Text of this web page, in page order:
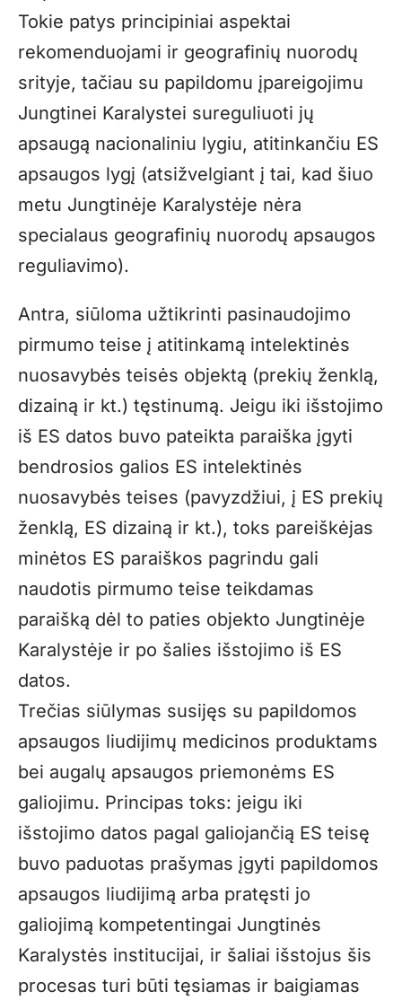
Tokie patys principiniai aspektai
rekomenduojami ir geografinių nuorodų
srityje, tačiau su papildomu įpareigojimu
Jungtinei Karalystei sureguliuoti jų
apsaugą nacionaliniu lygiu, atitinkančiu ES
apsaugos lygį (atsižvelgiant į tai, kad šiuo
metu Jungtinėje Karalystėje nėra
specialaus geografinių nuorodų apsaugos
reguliavimo).
Antra, siūloma užtikrinti pasinaudojimo
pirmumo teise į atitinkamą intelektinės
nuosavybės teisės objektą (prekių ženklą,
dizainą ir kt.) tęstinumą. Jeigu iki išstojimo
iš ES datos buvo pateikta paraiška įgyti
bendrosios galios ES intelektinės
nuosavybės teises (pavyzdžiui, į ES prekių
ženklą, ES dizainą ir kt.), toks pareiškėjas
minėtos ES paraiškos pagrindu gali
naudotis pirmumo teise teikdamas
paraišką dėl to paties objekto Jungtinėje
Karalystėje ir po šalies išstojimo iš ES
datos.
Trečias siūlymas susijęs su papildomos
apsaugos liudijimų medicinos produktams
bei augalų apsaugos priemonėms ES
galiojimu. Principas toks: jeigu iki
išstojimo datos pagal galiojančią ES teisę
buvo paduotas prašymas įgyti papildomos
apsaugos liudijimą arba pratęsti jo
galiojimą kompetentingai Jungtinės
Karalystės institucijai, ir šaliai išstojus šis
procesas turi būti tęsiamas ir baigiamas